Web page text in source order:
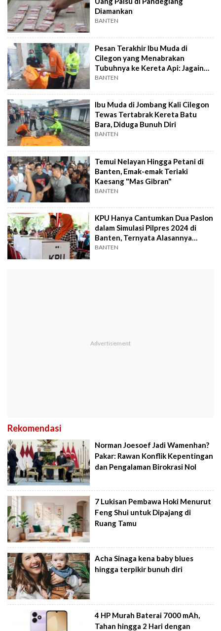
Diamankan
BANTEN
Pesan Terakhir Ibu Muda di
Cilegon yang Menabrakan
Tubuhnya ke Kereta Api: Jagain
Anak Kita Ya!
BANTEN
Ibu Muda di Jombang Kali Cilegon
Tewas Tertabrak Kereta Batu
Bara, Diduga Bunuh Diri
BANTEN
Temui Nelayan Hingga Petani di
Banten, Emak-emak Teriaki
Kaesang "Mas Gibran"
BANTEN
KPU Hanya Cantumkan Dua Paslon
dalam Simulasi Pilpres 2024 di
Banten, Ternyata Alasannya
Karena...
BANTEN
Rekomendasi
Norman Joesoef Jadi Wamenhan?
Pakar: Rawan Konflik Kepentingan
dan Pengalaman Birokrasi Nol
7 Lukisan Pembawa Hoki Menurut
Feng Shui untuk Dipajang di
Ruang Tamu
Acha Sinaga kena baby blues
hingga terpikir bunuh diri
4 HP Murah Baterai 7000 mAh,
Tahan hingga 2 Hari dengan